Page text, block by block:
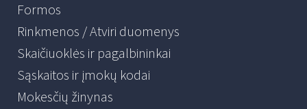
Formos
Rinkmenos / Atviri duomenys
Skaičiuoklės ir pagalbininkai
Sąskaitos ir įmokų kodai
Mokesčių žinynas